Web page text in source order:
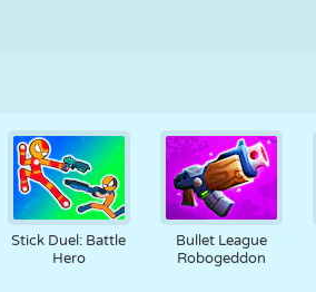
Stick Duel: Battle
Hero
Bullet League
Robogeddon